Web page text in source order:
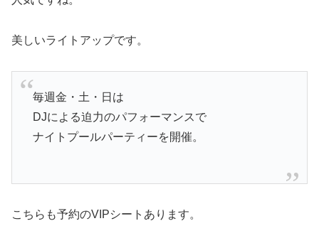
美しいライトアップです。
毎週金・土・日は
DJによる迫力のパフォーマンスで
ナイトプールパーティーを開催。
こちらも予約のVIPシートあります。